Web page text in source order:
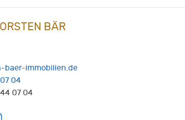
BÄR
baer-immobilien.de
04
07 04